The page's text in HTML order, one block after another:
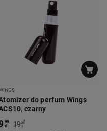
do perfum Wings
czarny
99
zł 19 99
zł
*